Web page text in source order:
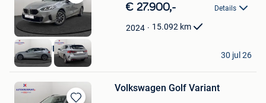
Bewaren
in
Mijn
Favorieten
€ 27.900,- Details
2024 15.092 km
AUTOKRUISPUNT
Tielt
30 jul 26
Volkswagen Golf Variant